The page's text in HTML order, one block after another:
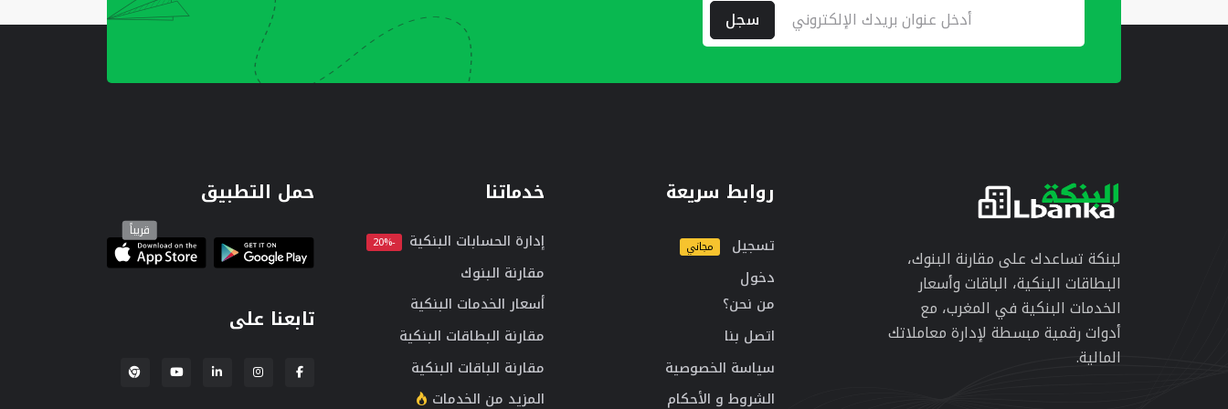
سجل
لبنكة تساعدك على مقارنة البنوك،
البطاقات البنكية، الباقات وأسعار
الخدمات البنكية في المغرب، مع
أدوات رقمية مبسطة لإدارة معاملاتك
المالية.
روابط سريعة
تسجيل مجاني
دخول
من نحن؟
اتصل بنا
سياسة الخصوصية
الشروط و الأحكام
خدماتنا
إدارة الحسابات البنكية -20%
مقارنة البنوك
أسعار الخدمات البنكية
مقارنة البطاقات البنكية
مقارنة الباقات البنكية
المزيد من الخدمات
حمل التطبيق
قريباً
تابعنا على
إضافة لبنكة لمتصفح Chrome